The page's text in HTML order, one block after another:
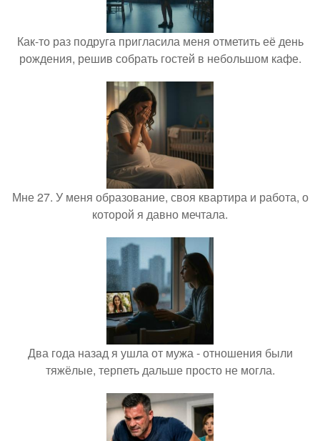
Как-то раз подруга пригласила меня отметить её день
рождения, решив собрать гостей в небольшом кафе.
Мне 27. У меня образование, своя квартира и работа, о
которой я давно мечтала.
Два года назад я ушла от мужа - отношения были
тяжёлые, терпеть дальше просто не могла.